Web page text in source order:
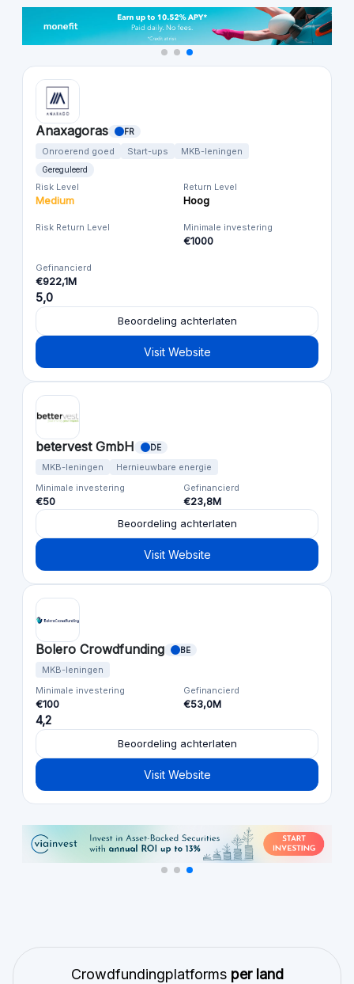
Anaxagoras FR
Onroerend goed Start-ups MKB-leningen
Gereguleerd
Risk Level
Medium
Return Level
Hoog
Risk Return Level Minimale investering
€1000
Gefinancierd
€922,1M
5,0
Beoordeling achterlaten
Visit Website
betervest GmbH DE
MKB-leningen
Hernieuwbare energie
Minimale investering
€50
Gefinancierd
€23,8M
Beoordeling achterlaten
Visit Website
Bolero Crowdfunding BE
MKB-leningen
Minimale investering
€100
Gefinancierd
€53,0M
4,2
Beoordeling achterlaten
Visit Website
Crowdfundingplatforms per land